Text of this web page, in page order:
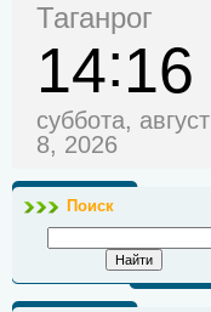
Таганрог
14 16
суббота, август
8, 2026
Поиск